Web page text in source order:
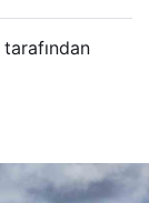
tarafından